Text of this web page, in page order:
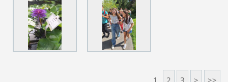
1 2 3 > >>